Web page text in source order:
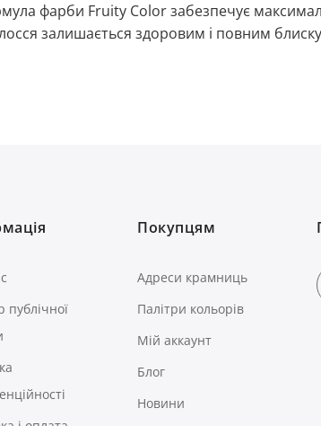
фарби Fruity Color забезпечує
залишається здоровим і повним
публічної
Покупцям
Адреси крамниць
Палітри кольорів
Мій аккаунт
Блог
Новини